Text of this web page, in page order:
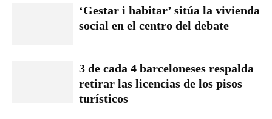
‘Gestar i habitar’ sitúa la vivienda
social en el centro del debate
3 de cada 4 barceloneses respalda
retirar las licencias de los pisos
turísticos